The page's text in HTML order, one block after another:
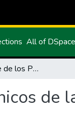
All of DSpace
Oferta Exportable de los Productos Orgánicos de la Zona 1 y su Internacionalización
de